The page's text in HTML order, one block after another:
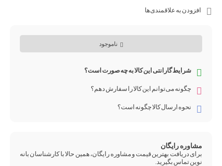
افزودن به علاقمندی‌ها
ناموجود
شرایط گارانتی این کالا به چه صورت است؟
چگونه می‌توانم این کالا را سفارش دهم؟
نحوه ارسال کالا چگونه است؟
مشاوره رایگان
برای دریافت بهترین قیمت و مشاوره رایگان، همین حالا با کارشناسان بانه
نوین تماس بگیرید.